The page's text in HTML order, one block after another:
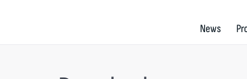
News